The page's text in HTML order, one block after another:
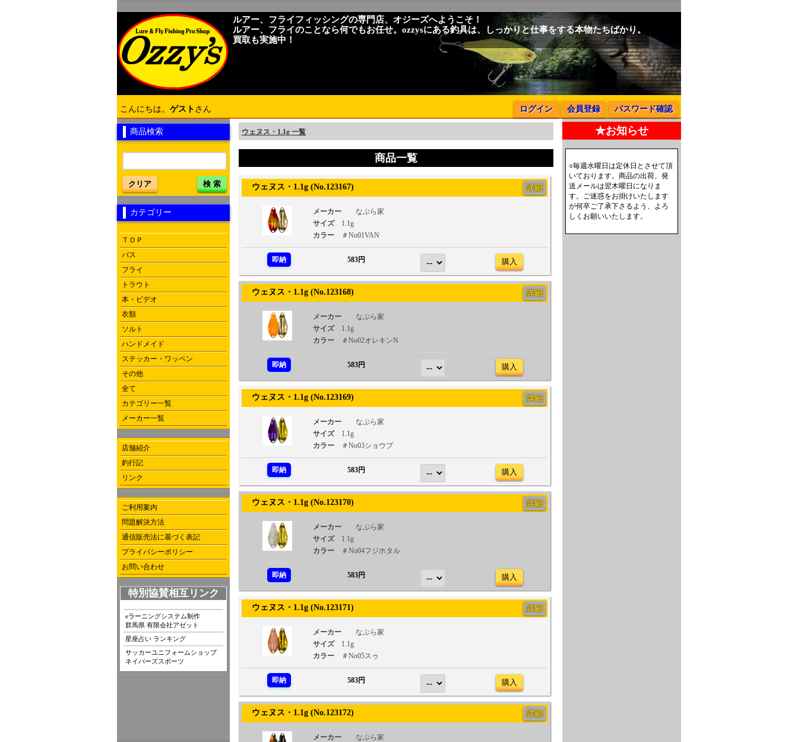
ルアー、フライフィッシングの専門店、オジーズへようこそ！
ルアー、フライのことなら何でもお任せ。ozzysにある釣具は、しっかりと仕事をする本物たちばかり。
買取も実施中！
こんにちは。 ゲスト さん ログイン 会員登録 パスワード確認
商品検索
クリア 検 索
カテゴリー
ＴＯＰ
バス
フライ
トラウト
本・ビデオ
衣類
ソルト
ハンドメイド
ステッカー・ワッペン
その他
全て
カテゴリー一覧
メーカー一覧
店舗紹介
釣行記
リンク
ご利用案内
問題解決方法
通信販売法に基づく表記
プライバシーポリシー
お問い合わせ
特別協賛相互リンク
eラーニングシステム制作
群馬県 有限会社アゼット
星座占い ランキング
サッカーユニフォームショップ
ネイバーズスポーツ
ウェヌス・1.1g 一覧
商品一覧
ウェヌス・1.1g (No.123167) 詳細
メーカー
なぶら家
サイズ
1.1g
カラー
＃No01VAN
即納 583円 購入
ウェヌス・1.1g (No.123168) 詳細
メーカー
なぶら家
サイズ
1.1g
カラー
＃No02オレキンN
即納 583円 購入
ウェヌス・1.1g (No.123169) 詳細
メーカー
なぶら家
サイズ
1.1g
カラー
＃No03ショウブ
即納 583円 購入
ウェヌス・1.1g (No.123170) 詳細
メーカー
なぶら家
サイズ
1.1g
カラー
＃No04フジホタル
即納 583円 購入
ウェヌス・1.1g (No.123171) 詳細
メーカー
なぶら家
サイズ
1.1g
カラー
＃No05スゥ
即納 583円 購入
ウェヌス・1.1g (No.123172) 詳細
メーカー
なぶら家
★お知らせ
○毎週水曜日は定休日とさせて頂
いております。商品の出荷、発
送メールは翌木曜日になりま
す。ご迷惑をお掛けいたします
が何卒ご了承下さるよう、よろ
しくお願いいたします。